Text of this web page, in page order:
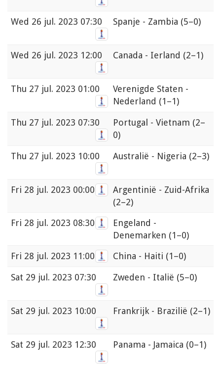
Wed 26 jul. 2023 07:30 Spanje - Zambia (5–0)
Wed 26 jul. 2023 12:00 Canada - Ierland (2–1)
Thu 27 jul. 2023 01:00
Verenigde Staten -
Nederland (1–1)
Thu 27 jul. 2023 07:30 Portugal - Vietnam (2–
0)
Thu 27 jul. 2023 10:00 Australië - Nigeria (2–3)
Fri 28 jul. 2023 00:00
Argentinië - Zuid-Afrika
(2–2)
Fri 28 jul. 2023 08:30
Engeland -
Denemarken (1–0)
Fri 28 jul. 2023 11:00 China - Haiti (1–0)
Sat 29 jul. 2023 07:30 Zweden - Italië (5–0)
Sat 29 jul. 2023 10:00 Frankrijk - Brazilië (2–1)
Sat 29 jul. 2023 12:30 Panama - Jamaica (0–1)